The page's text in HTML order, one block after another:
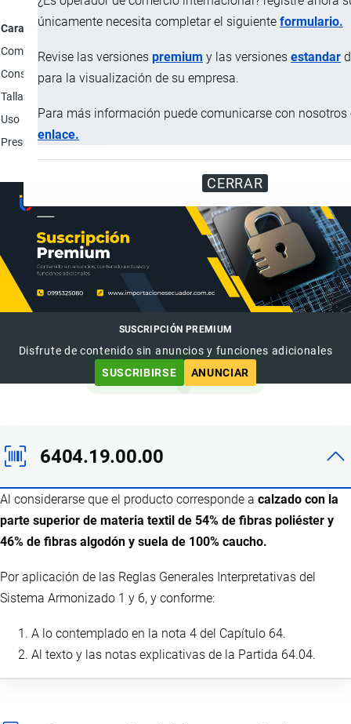
únicamente necesita completar el siguiente formulario.
Revise las versiones premium y las versiones estandar
para la visualización de su empresa.
Para más información puede comunicarse con nosotros
enlace.
CERRAR
Característica
Composición
Parte superior: Materia textil de 54% de fibras de
Construcción
Cementado.
Talla
Uso
Sandalias casuales para dama.
Presentación
Pares.
SUSCRIPCIÓN PREMIUM
Disfrute de contenido sin anuncios y funciones adicionales
SUSCRIBIRSE
ANUNCIAR
6404.19.00.00
Al considerarse que el producto corresponde a calzado con la
parte superior de materia textil de 54% de fibras poliéster y
46% de fibras algodón y suela de 100% caucho.
Por aplicación de las Reglas Generales Interpretativas del
Sistema Armonizado 1 y 6, y conforme:
A lo contemplado en la nota 4 del Capítulo 64.
Al texto y las notas explicativas de la Partida 64.04.